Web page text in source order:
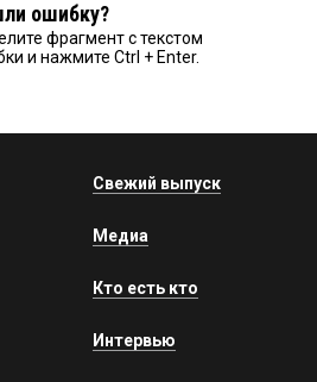
ошибку?
фрагмент с текстом
и нажмите Ctrl + Enter.
Свежий выпуск
Медиа
Кто есть кто
Интервью